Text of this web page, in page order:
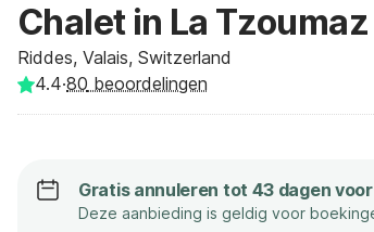
Chalet in La
Riddes, Valais, Switzerland
4.4·80 beoordelingen
Gratis annuleren tot 43 dagen
Deze aanbieding is geldig voor